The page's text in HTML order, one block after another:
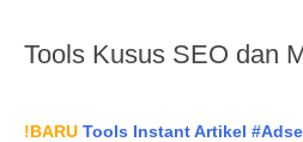
Tools Kusus SEO dan
!BARU Tools Instant Artikel